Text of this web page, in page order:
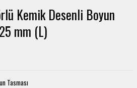
Kemik Desenli Boyun
mm (L)
Tasması